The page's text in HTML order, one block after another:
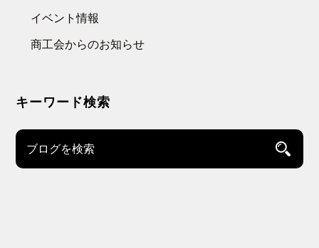
イベント情報
商工会からのお知らせ
キーワード検索